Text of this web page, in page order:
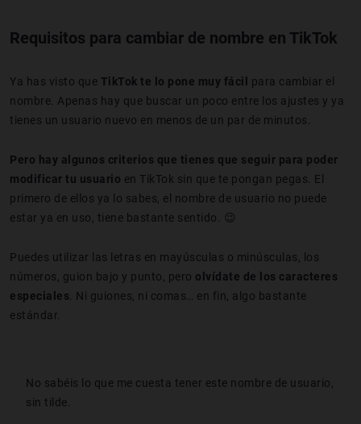
Requisitos para cambiar de nombre en TikTok
Ya has visto que TikTok te lo pone muy fácil
para cambiar el
nombre. Apenas hay que buscar un poco entre los ajustes y ya
tienes un usuario nuevo en menos de un par de minutos.
Pero hay algunos criterios que tienes que seguir para poder
modificar tu usuario en TikTok sin que te pongan pegas. El
primero de ellos ya lo sabes, el nombre de usuario no puede
estar ya en uso, tiene bastante sentido. 😉
Puedes utilizar las letras en mayúsculas o minúsculas, los
números, guion bajo y punto, pero olvídate de los caracteres
especiales . Ni guiones, ni comas… en fin, algo bastante
estándar.
No sabéis lo que me cuesta tener este nombre de usuario,
sin tilde.